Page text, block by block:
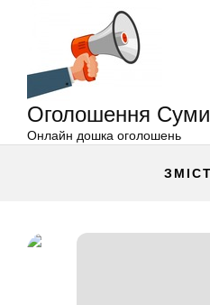
Оголошення Суми
Онлайн дошка оголошень
ЗМІСТ